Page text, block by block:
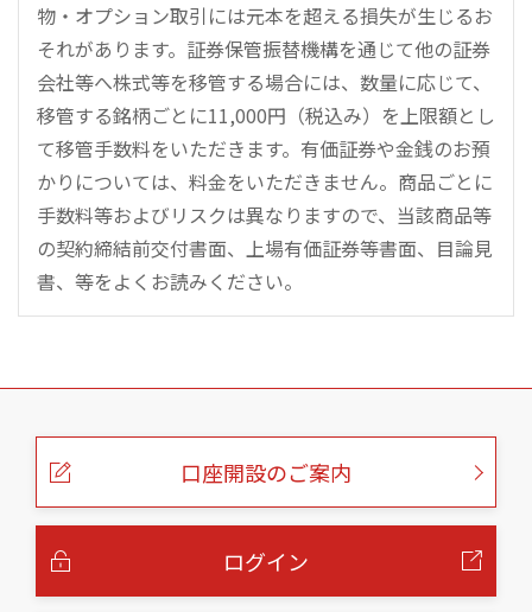
物・オプション取引には元本を超える損失が生じるお
それがあります。証券保管振替機構を通じて他の証券
会社等へ株式等を移管する場合には、数量に応じて、
移管する銘柄ごとに11,000円（税込み）を上限額とし
て移管手数料をいただきます。有価証券や金銭のお預
かりについては、料金をいただきません。商品ごとに
手数料等およびリスクは異なりますので、当該商品等
の契約締結前交付書面、上場有価証券等書面、目論見
書、等をよくお読みください。
こ
口座開設のご案内
ログイン